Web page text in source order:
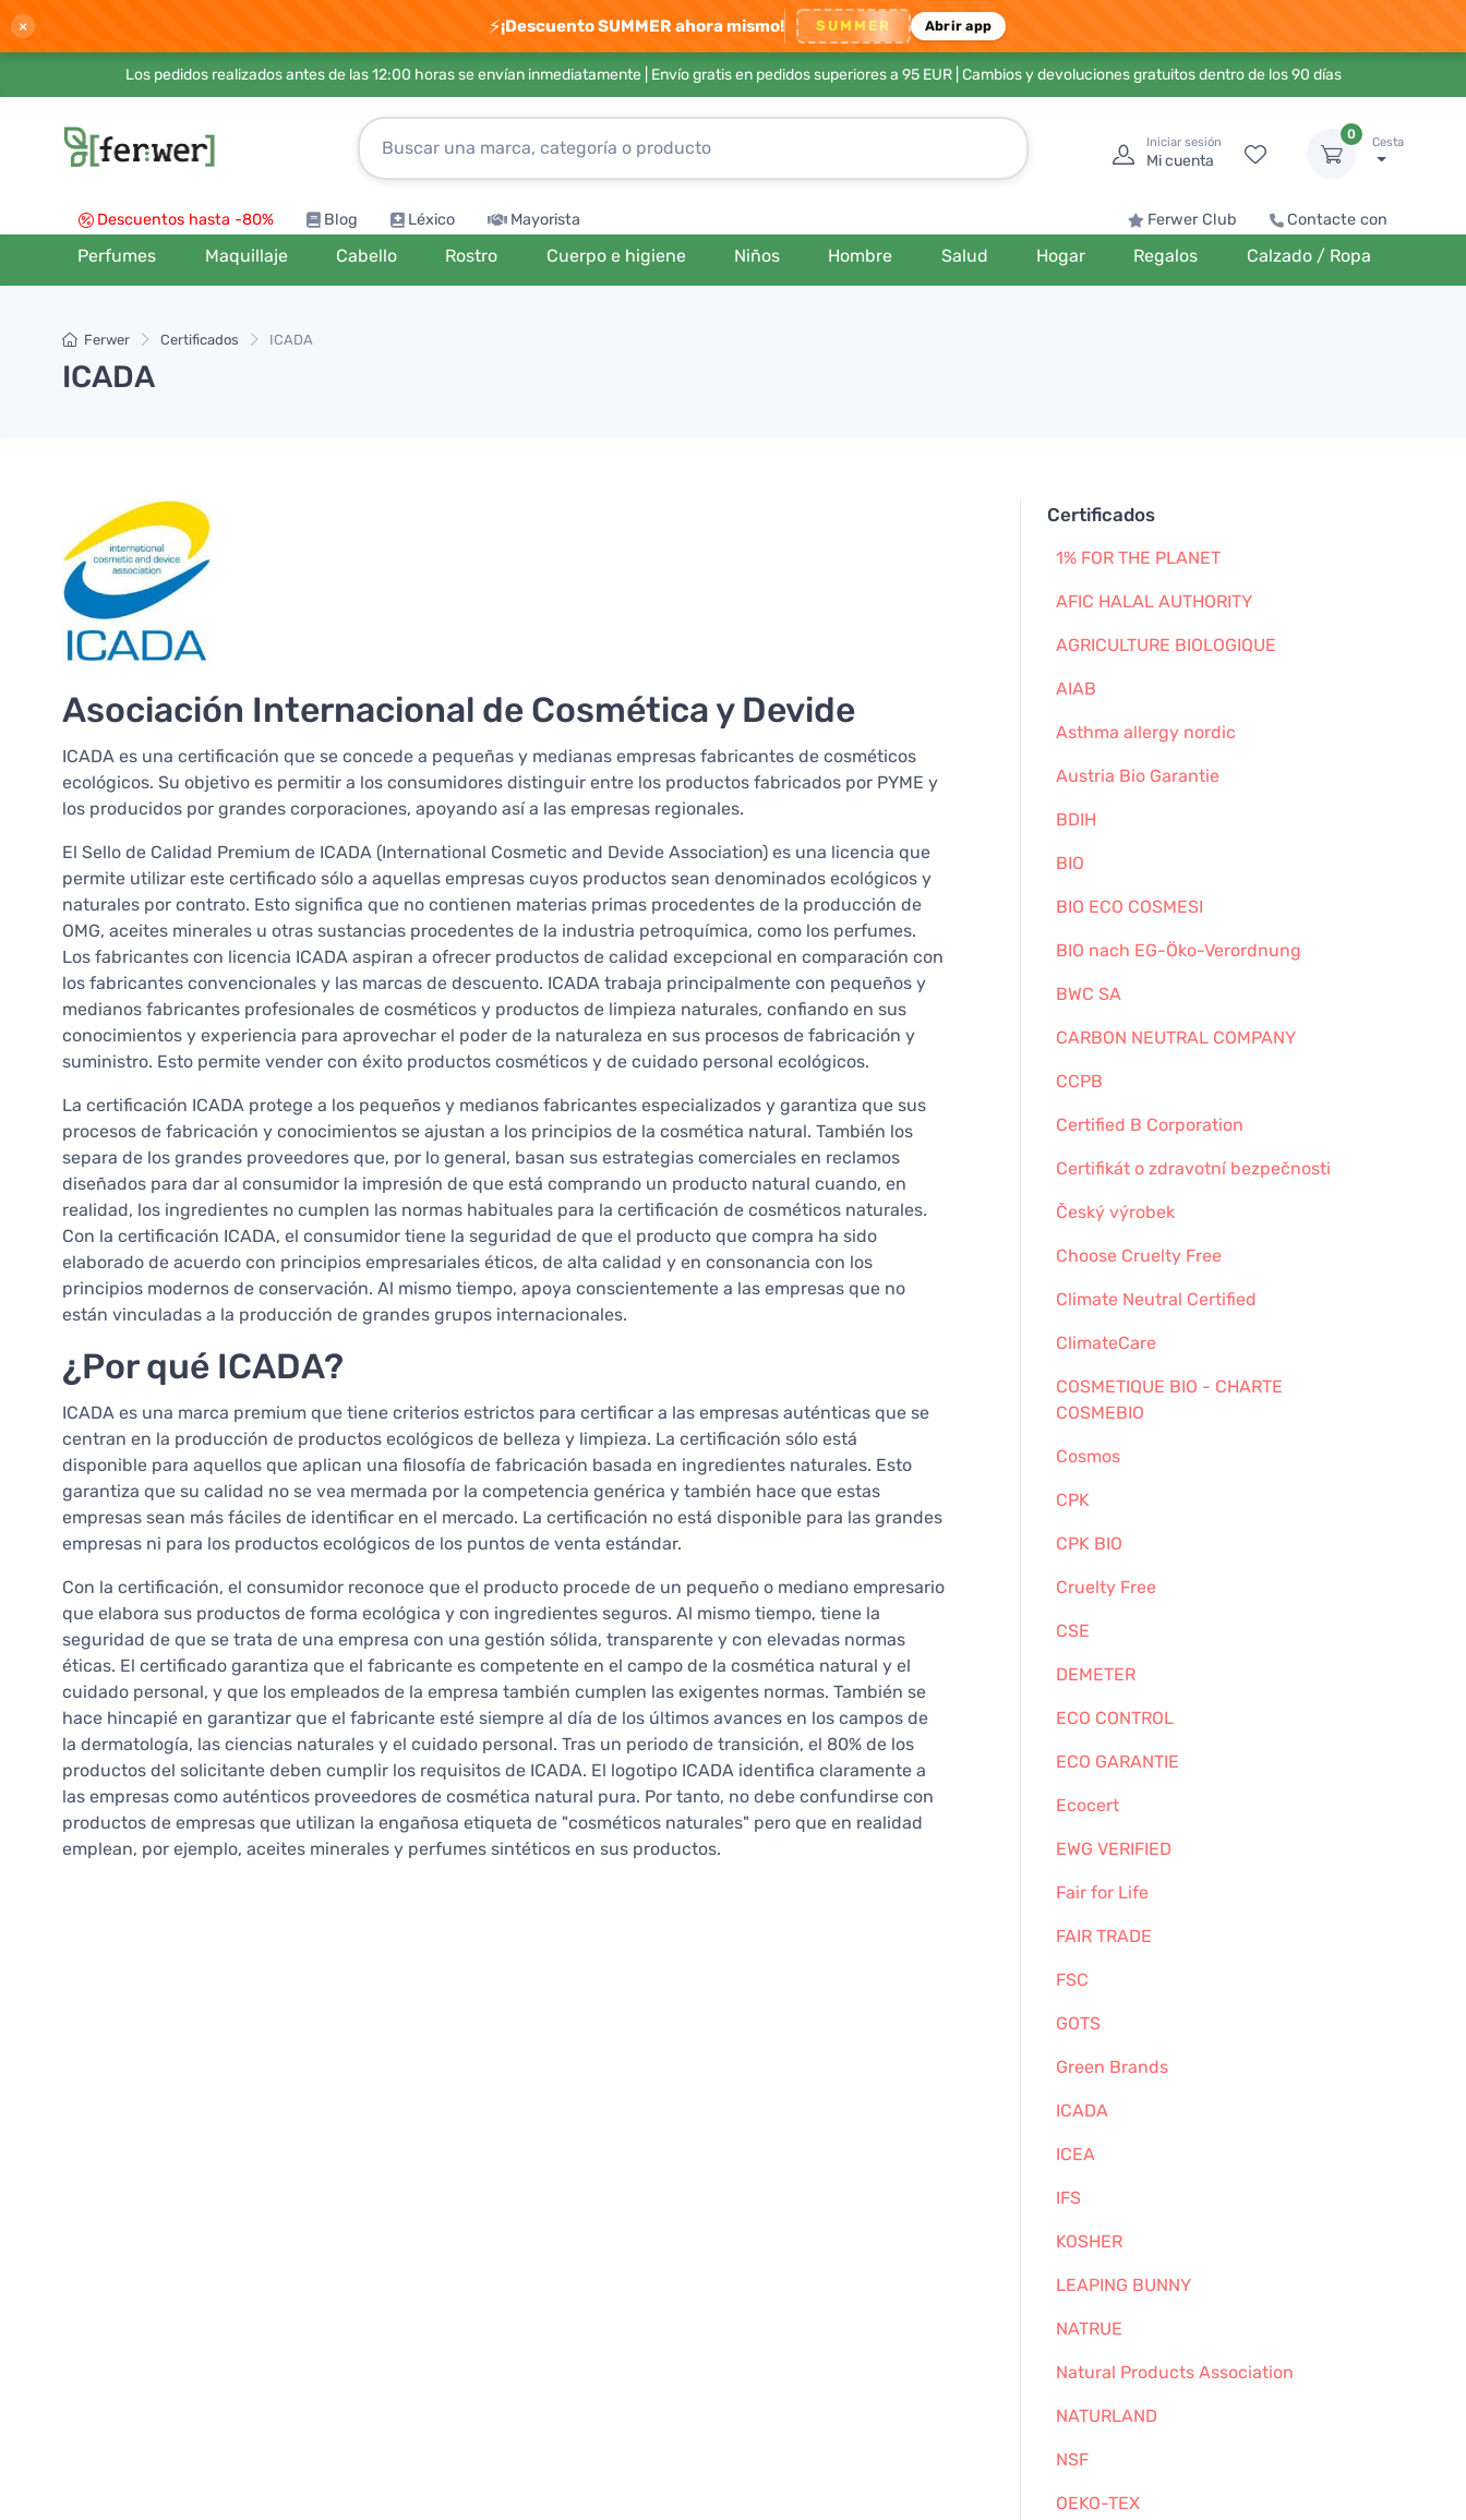
× ⚡¡Descuento SUMMER ahora mismo! SUMMER Abrir app
Los pedidos realizados antes de las 12:00 horas se envían inmediatamente | Envío gratis en pedidos superiores a 95 EUR| Cambios y devoluciones gratuitos dentro de los 90 días
Iniciar sesión
Mi cuenta
0
Cesta
Descuentos hasta -80% Blog Léxico Mayorista Ferwer Club Contacte con
Perfumes Maquillaje Cabello Rostro Cuerpo e higiene Niños Hombre Salud Hogar Regalos Calzado / Ropa
Ferwer Certificados ICADA
ICADA
Asociación Internacional de Cosmética y Devide
ICADA es una certificación que se concede a pequeñas y medianas empresas fabricantes de cosméticos
ecológicos. Su objetivo es permitir a los consumidores distinguir entre los productos fabricados por PYME y
los producidos por grandes corporaciones, apoyando así a las empresas regionales.
El Sello de Calidad Premium de ICADA (International Cosmetic and Devide Association) es una licencia que
permite utilizar este certificado sólo a aquellas empresas cuyos productos sean denominados ecológicos y
naturales por contrato. Esto significa que no contienen materias primas procedentes de la producción de
OMG, aceites minerales u otras sustancias procedentes de la industria petroquímica, como los perfumes.
Los fabricantes con licencia ICADA aspiran a ofrecer productos de calidad excepcional en comparación con
los fabricantes convencionales y las marcas de descuento. ICADA trabaja principalmente con pequeños y
medianos fabricantes profesionales de cosméticos y productos de limpieza naturales, confiando en sus
conocimientos y experiencia para aprovechar el poder de la naturaleza en sus procesos de fabricación y
suministro. Esto permite vender con éxito productos cosméticos y de cuidado personal ecológicos.
La certificación ICADA protege a los pequeños y medianos fabricantes especializados y garantiza que sus
procesos de fabricación y conocimientos se ajustan a los principios de la cosmética natural. También los
separa de los grandes proveedores que, por lo general, basan sus estrategias comerciales en reclamos
diseñados para dar al consumidor la impresión de que está comprando un producto natural cuando, en
realidad, los ingredientes no cumplen las normas habituales para la certificación de cosméticos naturales.
Con la certificación ICADA, el consumidor tiene la seguridad de que el producto que compra ha sido
elaborado de acuerdo con principios empresariales éticos, de alta calidad y en consonancia con los
principios modernos de conservación. Al mismo tiempo, apoya conscientemente a las empresas que no
están vinculadas a la producción de grandes grupos internacionales.
¿Por qué ICADA?
ICADA es una marca premium que tiene criterios estrictos para certificar a las empresas auténticas que se
centran en la producción de productos ecológicos de belleza y limpieza. La certificación sólo está
disponible para aquellos que aplican una filosofía de fabricación basada en ingredientes naturales. Esto
garantiza que su calidad no se vea mermada por la competencia genérica y también hace que estas
empresas sean más fáciles de identificar en el mercado. La certificación no está disponible para las grandes
empresas ni para los productos ecológicos de los puntos de venta estándar.
Con la certificación, el consumidor reconoce que el producto procede de un pequeño o mediano empresario
que elabora sus productos de forma ecológica y con ingredientes seguros. Al mismo tiempo, tiene la
seguridad de que se trata de una empresa con una gestión sólida, transparente y con elevadas normas
éticas. El certificado garantiza que el fabricante es competente en el campo de la cosmética natural y el
cuidado personal, y que los empleados de la empresa también cumplen las exigentes normas. También se
hace hincapié en garantizar que el fabricante esté siempre al día de los últimos avances en los campos de
la dermatología, las ciencias naturales y el cuidado personal. Tras un periodo de transición, el 80% de los
productos del solicitante deben cumplir los requisitos de ICADA. El logotipo ICADA identifica claramente a
las empresas como auténticos proveedores de cosmética natural pura. Por tanto, no debe confundirse con
productos de empresas que utilizan la engañosa etiqueta de "cosméticos naturales" pero que en realidad
emplean, por ejemplo, aceites minerales y perfumes sintéticos en sus productos.
Certificados
1% FOR THE PLANET
AFIC HALAL AUTHORITY
AGRICULTURE BIOLOGIQUE
AIAB
Asthma allergy nordic
Austria Bio Garantie
BDIH
BIO
BIO ECO COSMESI
BIO nach EG-Öko-Verordnung
BWC SA
CARBON NEUTRAL COMPANY
CCPB
Certified B Corporation
Certifikát o zdravotní bezpečnosti
Český výrobek
Choose Cruelty Free
Climate Neutral Certified
ClimateCare
COSMETIQUE BIO - CHARTE
COSMEBIO
Cosmos
CPK
CPK BIO
Cruelty Free
CSE
DEMETER
ECO CONTROL
ECO GARANTIE
Ecocert
EWG VERIFIED
Fair for Life
FAIR TRADE
FSC
GOTS
Green Brands
ICADA
ICEA
IFS
KOSHER
LEAPING BUNNY
NATRUE
Natural Products Association
NATURLAND
NSF
OEKO-TEX